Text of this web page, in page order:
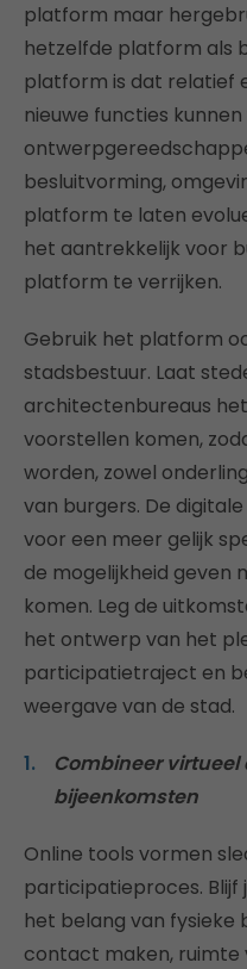
platform maar
hetzelfde platform als
platform is dat relatief
nieuwe functies
besluitvorming,
platform te laten
het aantrekkelijk voor
platform te verrijken.
Gebruik het platform
stadsbestuur. Laat
architectenbureaus
voorstellen komen,
worden, zowel
van burgers. De
voor een meer gelijk
de mogelijkheid
komen. Leg de
het ontwerp van het
participatietraject en
weergave van de stad.
Combineer
bijeenkomsten
Online tools vormen
participatieproces. Blijf
het belang van fysieke
contact maken, ruimte